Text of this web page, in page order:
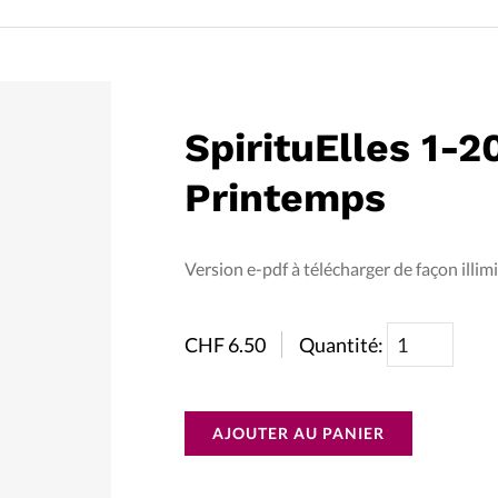
La
SpirituElles 1-
Printemps
Version e-pdf à télécharger de façon
CHF6.50 Quantité:
AJOUTER AU PANIER